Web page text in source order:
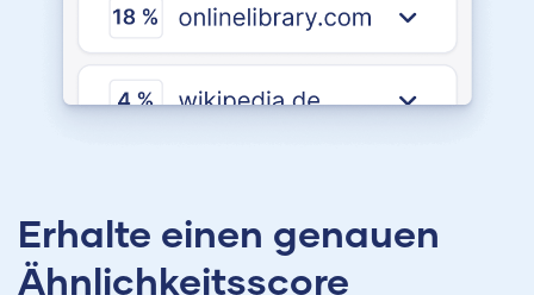
Erhalte einen genauen
Ähnlichkeitsscore